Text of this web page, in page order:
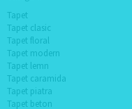
Tapet
Tapet clasic
Tapet floral
Tapet modern
Tapet lemn
Tapet caramida
Tapet piatra
Tapet beton